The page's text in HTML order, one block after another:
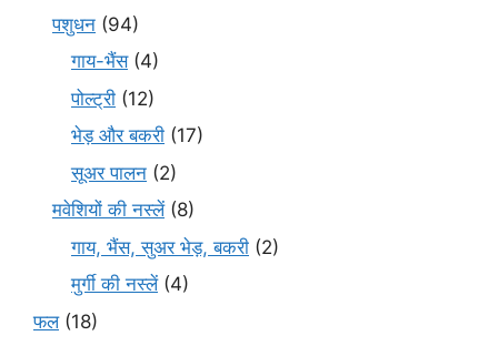
पशुधन (94)
गाय-भैंस(4)
पोल्ट्री (12)
भेड़ और बकरी (17)
सूअर पालन (2)
मवेशियों की नस्लें(8)
गाय, भैंस, सुअर भेड़, बकरी (2)
मुर्गी की नस्लें(4)
फल(18)